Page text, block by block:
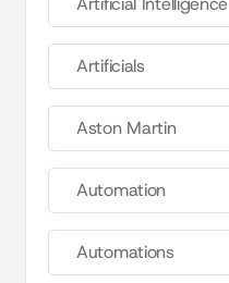
Artificials
Aston Martin
Automation
Automations